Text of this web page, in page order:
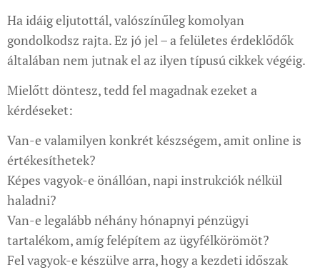
Ha idáig eljutottál, valószínűleg komolyan
gondolkodsz rajta. Ez jó jel – a felületes érdeklődők
általában nem jutnak el az ilyen típusú cikkek végéig.
Mielőtt döntesz, tedd fel magadnak ezeket a
kérdéseket:
Van-e valamilyen konkrét készségem, amit online is
értékesíthetek?
Képes vagyok-e önállóan, napi instrukciók nélkül
haladni?
Van-e legalább néhány hónapnyi pénzügyi
tartalékom, amíg felépítem az ügyfélkörömöt?
Fel vagyok-e készülve arra, hogy a kezdeti időszak